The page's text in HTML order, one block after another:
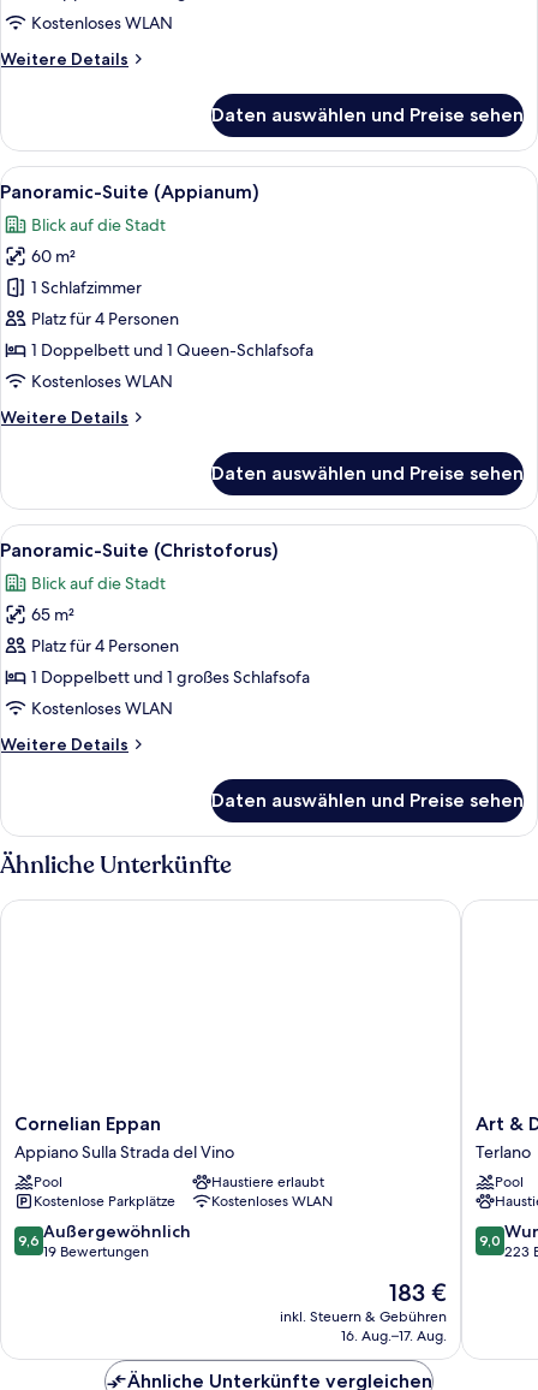
anzeigen
Kostenloses WLAN
Weitere Details
Weitere
Suite
Graf
Daten auswählen und Preise sehen
Alle
Fotos
für
Panoramic-
Suite
(Appianum)
anzeigen
Ein modernes Schlafzimmer mit
5
Panoramic-Suite (Appianum)
Blick auf die Stadt
60 m²
1 Schlafzimmer
Platz für 4 Personen
1 Doppelbett und 1 Queen-Schlafsofa
Kostenloses WLAN
Weitere Details
Weitere
Suite
(Appianum)
Daten auswählen und Preise sehen
Alle
Fotos
für
Panoramic-
Suite
(Christoforus)
anzeigen
Ein moderner Essbereich mit
8
Panoramic-Suite (Christoforus)
Blick auf die Stadt
65 m²
Platz für 4 Personen
1 Doppelbett und 1 großes Schlafsofa
Kostenloses WLAN
Weitere Details
Weitere
Suite
(Christoforus)
Daten auswählen und Preise sehen
Ähnliche Unterkünfte
Cornelian
Eppan
Appiano
Sulla
Strada
del
Vino
Cornelian Eppan
Appiano Sulla Strada del Vino
Pool
Haustiere erlaubt
Kostenlose Parkplätze
Kostenloses WLAN
9.6
von
9,6 Außergewöhnlich
19 Bewertungen
Der
Preis
beträgt
183 €
inkl. Steuern & Gebühren
16. Aug.–17. Aug.
Cornelian Eppan
Art
&
Design
Hotel
Napura
Terlano
Art &
Terlano
Pool
9.0
von
9,0
223
Art &
Ähnliche Unterkünfte vergleichen